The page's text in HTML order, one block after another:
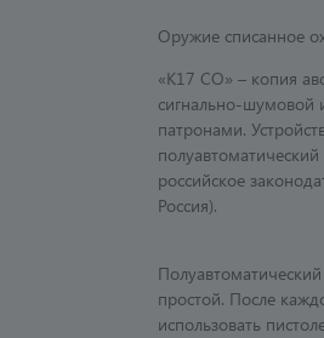
Оружие списанное
«К17 СО» – копия
сигнально-шумовой
патронами.
российское
Россия).
простой. После
использовать